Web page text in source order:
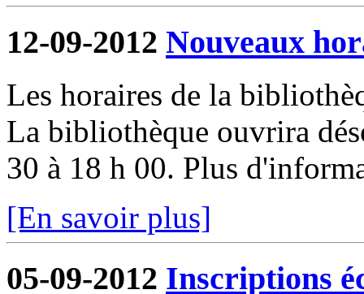
12-09-2012 Nouveaux
Les horaires de la
La bibliothèque ouvrira
30 à 18 h 00. Plus
[En savoir plus]
05-09-2012 Inscriptions